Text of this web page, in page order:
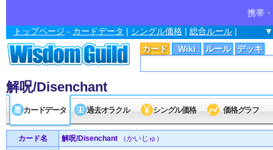
携帯
カード Wiki ルール デッキ
トップページ - カードデータ | シングル価格 | 総合ルール |
解呪/Disenchant
カードデータ 過去オラクル シングル価格 価格グラフ
カード名 解呪/Disenchant （かいじゅ）